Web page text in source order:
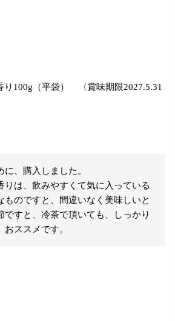
100g（平袋） 〈賞味期限2027.5.31
、購入しました。
りは、飲みやすくて気に入っている
ものですと、間違いなく美味しいと
ですと、冷茶で頂いても、しっかり
ススメです。